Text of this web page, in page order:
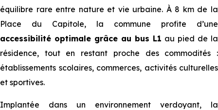
équilibre rare entre nature et vie urbaine. À 8 km de la
Place du Capitole, la commune profite d’une
accessibilité optimale grâce au bus L1 au pied de la
résidence, tout en restant proche des commodités :
établissements scolaires, commerces, activités culturelles
et sportives.
Implantée dans un environnement verdoyant, la